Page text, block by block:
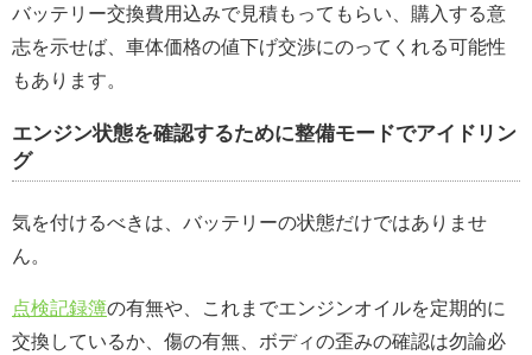
バッテリー交換費用込みで見積もってもらい、購入する意
志を示せば、車体価格の値下げ交渉にのってくれる可能性
もあります。
エンジン状態を確認するために整備モードでアイドリン
グ
気を付けるべきは、バッテリーの状態だけではありませ
ん。
点検記録簿の有無や、これまでエンジンオイルを定期的に
交換しているか、傷の有無、ボディの歪みの確認は勿論必